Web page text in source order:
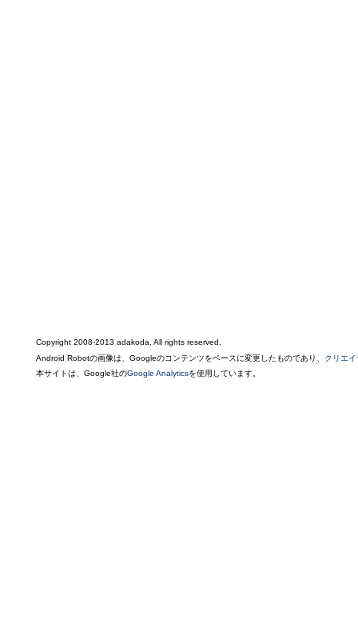
Copyright 2008-2013 adakoda, All rights reserved.
Android Robotの画像は、Googleのコンテンツをベースに変更したものであり、 クリエ
本サイトは、Google社のGoogle Analyticsを使用しています。